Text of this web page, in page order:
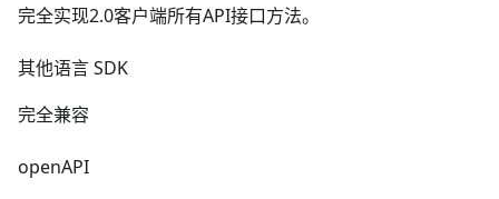
完全实现2.0客户端所有API接口方法。
其他语言 SDK
完全兼容
openAPI